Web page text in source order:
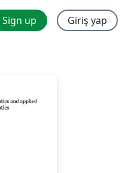
Sign up Giriş yap